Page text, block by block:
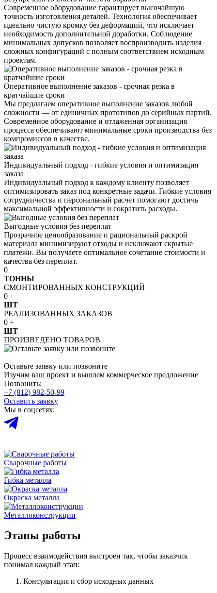
Современное оборудование гарантирует высочайшую
точность изготовления деталей. Технология обеспечивает
идеально чистую кромку без деформаций, что исключает
необходимость дополнительной доработки. Соблюдение
минимальных допусков позволяет воспроизводить изделия
сложных конфигураций с полным соответствием исходным
проектам.
Оперативное выполнение заказов - срочная резка в
кратчайшие сроки
Мы предлагаем оперативное выполнение заказов любой
сложности — от единичных прототипов до серийных партий.
Современное оборудование и отлаженная организация
процесса обеспечивают минимальные сроки производства без
компромиссов в качестве.
Индивидуальный подход - гибкие условия и оптимизация
заказа
Индивидуальный подход к каждому клиенту позволяет
оптимизировать заказ под конкретные задачи. Гибкие условия
сотрудничества и персональный расчет помогают достичь
максимальной эффективности и сократить расходы.
Выгодные условия без переплат
Прозрачное ценообразование и рациональный раскрой
материала минимизируют отходы и исключают скрытые
платежи. Вы получаете оптимальное сочетание стоимости и
качества без переплат.
0
ТОННЫ
СМОНТИРОВАННЫХ КОНСТРУКЦИЙ
0 +
ШТ
РЕАЛИЗОВАННЫХ ЗАКАЗОВ
0 +
ШТ
ПРОИЗВЕДЕНО ТОВАРОВ
Оставьте заявку или позвоните
Изучим ваш проект и вышлем коммерческое предложение
Позвонить:
+7 (812) 982-50-99
Оставить заявку
Мы в соцсетях:
Сварочные работы
Гибка металла
Окраска металла
Металлоконструкции
Этапы работы
Процесс взаимодействия выстроен так, чтобы заказчик
понимал каждый этап:
Консультация и сбор исходных данных